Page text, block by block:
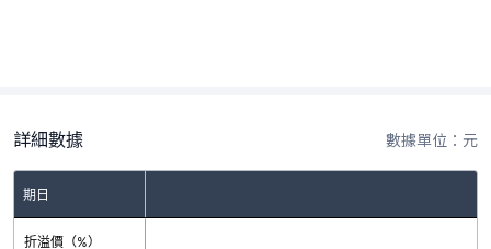
詳細數據 數據單位：元
期日
折溢價（%）